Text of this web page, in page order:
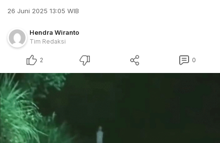
26 Juni 2025 13:05 WIB
Hendra Wiranto
Tim Redaksi
2 0